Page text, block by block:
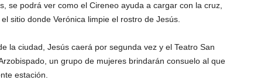
se podrá ver como el Cireneo ayuda a cargar con la cruz,
sitio donde Verónica limpie el rostro de Jesús.
la ciudad, Jesús caerá por segunda vez y el Teatro San
un grupo de mujeres brindarán consuelo al que
estación.